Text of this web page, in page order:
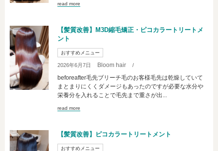
read more
【髪質改善】M3D縮毛矯正・ピコカラートリートメ
ント
おすすめメニュー
2026年6月7日 Bloom hair /
beforeafter毛先ブリーチ毛のお客様毛先は乾燥していて
まとまりにくくダメージもあったのですが必要な水分や
栄養分を入れることで毛先まで重さが出...
read more
【髪質改善】ピコカラートリートメント
おすすめメニュー